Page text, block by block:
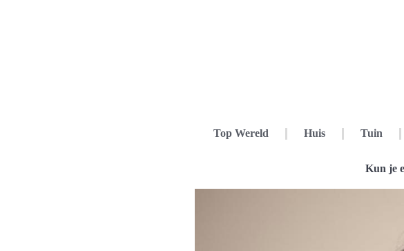
Top Wereld Huis Tuin
Kun je